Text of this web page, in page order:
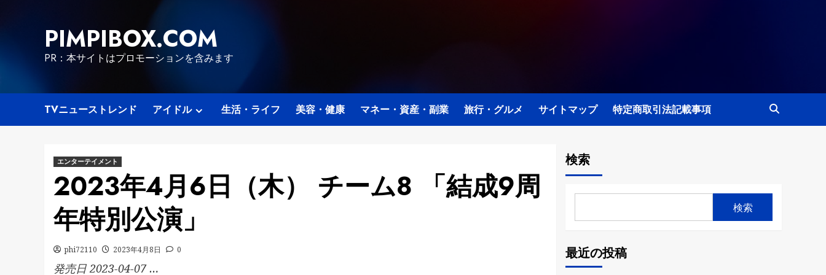
PIMPIBOX.COM
PR：本サイトはプロモーションを含みます
TVニューストレンド アイドル 生活・ライフ 美容・健康 マネー・資産・副業 旅行・グルメ サイトマップ 特定商取引法記載事項
エンターテイメント
2023年4月6日（木） チーム8 「結成9周
年特別公演」
phi72110 2023年4月8日 0
発売日 2023-04-07 …
検索
検索
最近の投稿